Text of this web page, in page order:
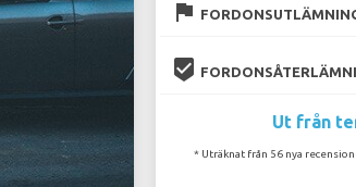
flag
beenhere
Ut från
* Uträknat från 56 nya